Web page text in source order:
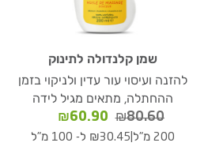
שמן קלנדולה לתינוק
להזנה ועיסוי עור עדין ולניקוי בזמן
ההחתלה, מתאים מגיל לידה
₪80.60
המחיר
המקורי
₪60.90
הנוכחי
200 מ"ל ₪30.45 ל- 100 מ"ל